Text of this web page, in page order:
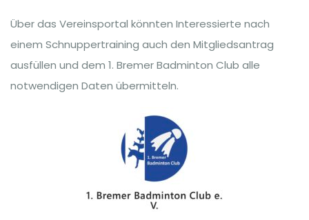
Über das Vereinsportal könnten Interessierte nach
einem Schnuppertraining auch den Mitgliedsantrag
ausfüllen und dem 1. Bremer Badminton Club alle
notwendigen Daten übermitteln.